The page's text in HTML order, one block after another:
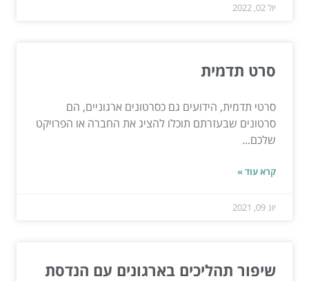
יול 02, 2022
סרט תדמית
סרטי תדמית, הידועים גם כסרטונים ארגוניים, הם
סרטונים שבעזרתם תוכלו להציג את החברה או הפרויקט
שלכם...
קרא עוד »
יונ 09, 2021
שיפור תהליכים בארגונים עם הנדסת